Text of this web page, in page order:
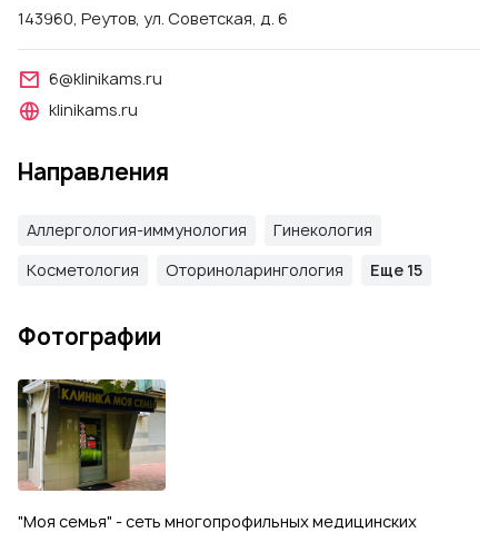
143960, Реутов, ул. Советская, д. 6
6@klinikams.ru
klinikams.ru
Направления
Аллергология-иммунология
Гинекология
Косметология
Оториноларингология Еще 15
Фотографии
"Моя семья" - сеть многопрофильных медицинских